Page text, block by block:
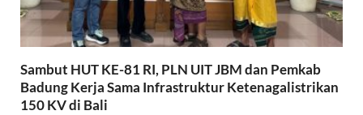
Sambut HUT KE-81 RI, PLN UIT JBM dan Pemkab
Badung Kerja Sama Infrastruktur Ketenagalistrikan
150 KV di Bali